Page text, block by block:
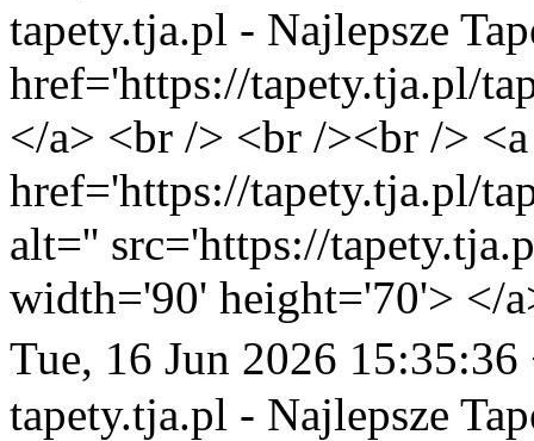
tapety.tja.pl - Najlepsze
href='https://tapety.tja.pl/
</a> <br /> <br /><br /> <a
href='https://tapety.tja.pl/
alt='' src='https://
width='90' height='70'> </
Tue, 16 Jun 2026 15:35:36
tapety.tja.pl - Najlepsze